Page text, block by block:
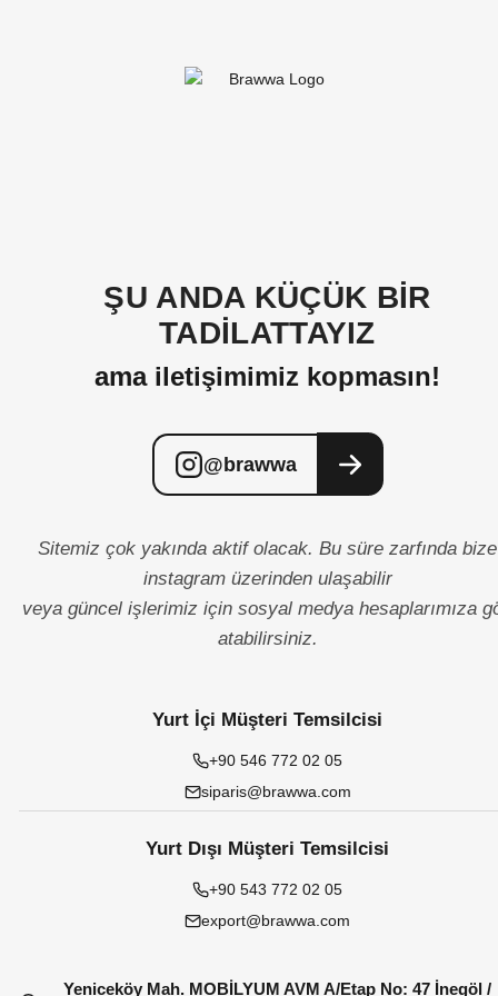
ŞU ANDA KÜÇÜK BİR
TADİLATTAYIZ
ama iletişimimiz kopmasın!
@brawwa
Sitemiz çok yakında aktif olacak. Bu süre zarfında bize
instagram üzerinden ulaşabilir
veya güncel işlerimiz için sosyal medya hesaplarımıza
atabilirsiniz.
Yurt İçi Müşteri Temsilcisi
+90 546 772 02 05
siparis@brawwa.com
Yurt Dışı Müşteri Temsilcisi
+90 543 772 02 05
export@brawwa.com
Yeniceköy Mah. MOBİLYUM AVM A/Etap No: 47 İnegöl /